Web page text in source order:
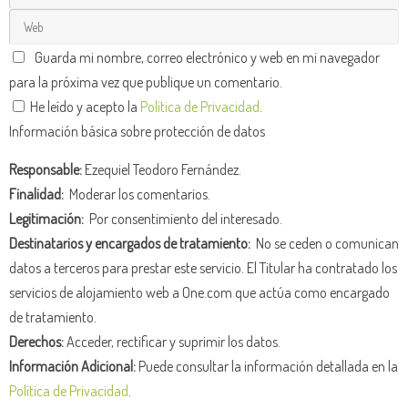
Guarda mi nombre, correo electrónico y web en mi navegador
para la próxima vez que publique un comentario.
He leído y acepto la Política de Privacidad.
Información básica sobre protección de datos
Responsable:Ezequiel Teodoro Fernández.
Finalidad: Moderar los comentarios.
Legitimación: Por consentimiento del interesado.
Destinatarios y encargados de tratamiento: No se ceden o comunican
datos a terceros para prestar este servicio. El Titular ha contratado los
servicios de alojamiento web a One.com que actúa como encargado
de tratamiento.
Derechos:Acceder, rectificar y suprimir los datos.
Información Adicional:Puede consultar la información detallada en la
Política de Privacidad.